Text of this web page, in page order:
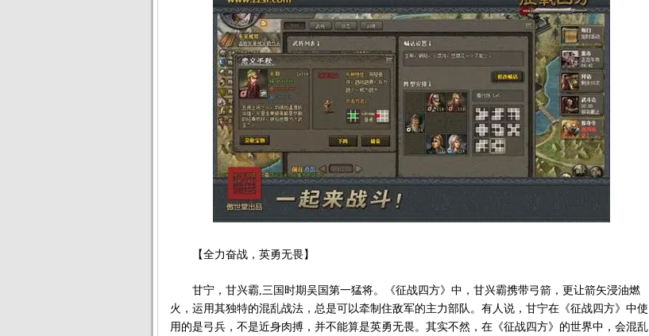
【全力奋战，英勇无畏】
甘宁，甘兴霸,三国时期吴国第一猛将。《征战四方》中，甘兴霸携带弓箭，更让箭矢浸油燃
火，运用其独特的混乱战法，总是可以牵制住敌军的主力部队。有人说，甘宁在《征战四方》中使
用的是弓兵，不是近身肉搏，并不能算是英勇无畏。其实不然，在《征战四方》的世界中，会混乱